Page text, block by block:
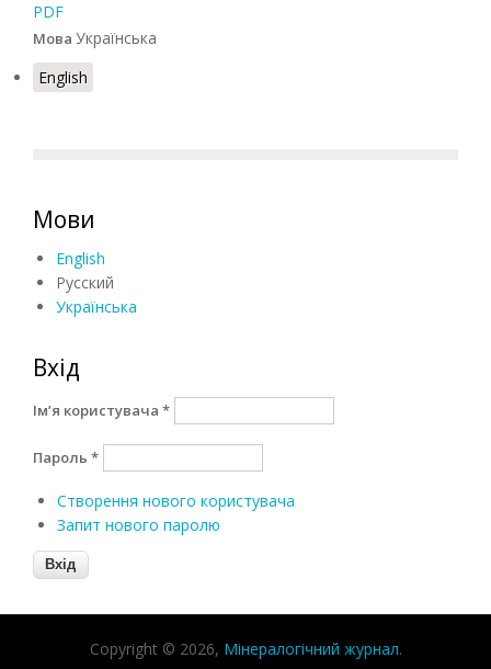
PDF
Мова Українська
English
Мови
English
Русский
Українська
Вхід
Ім’я користувача *
Пароль *
Створення нового користувача
Запит нового паролю
Copyright © 2026, Мінералогічний журнал.